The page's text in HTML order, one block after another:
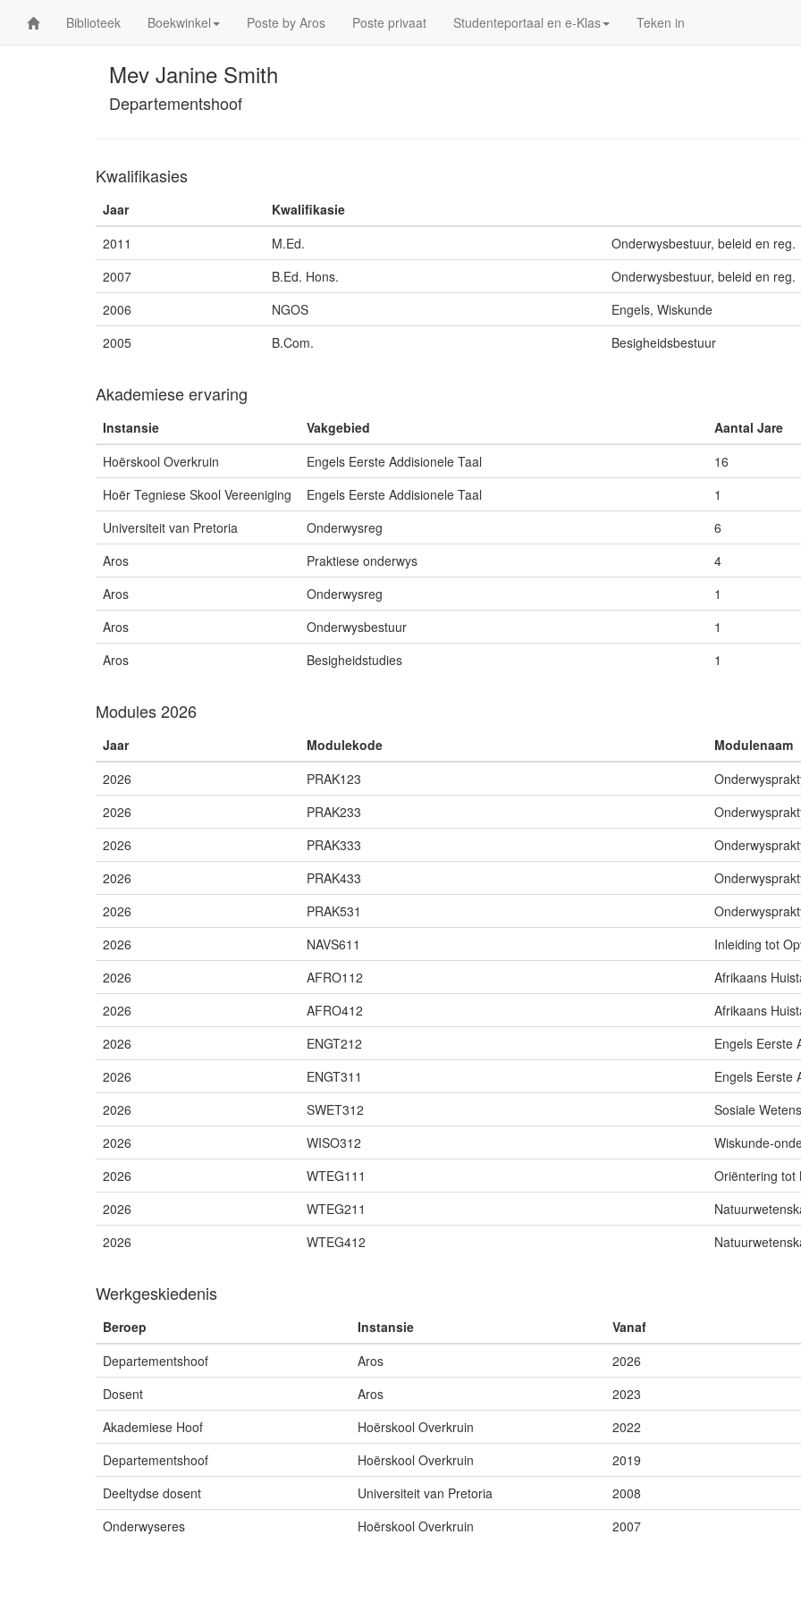
Biblioteek Boekwinkel Poste by Aros Poste privaat Studenteportaal en e-Klas Teken in
Mev Janine Smith
Departementshoof
Kwalifikasies
Jaar
Kwalifikasie
2011
M.Ed.
Onderwysbestuur, beleid en reg.
2007
B.Ed. Hons.
Onderwysbestuur, beleid en reg.
2006
NGOS
Engels, Wiskunde
2005
B.Com. Besigheidsbestuur
Akademiese ervaring
Instansie Vakgebied
Aantal Jare
Hoërskool Overkruin
Engels Eerste Addisionele Taal
16
Hoër Tegniese Skool Vereeniging
Engels Eerste Addisionele Taal
1
Universiteit van Pretoria
Onderwysreg
6
Aros
Praktiese onderwys
4
Aros
Onderwysreg
1
Aros
Onderwysbestuur
1
Aros
Besigheidstudies 1
Modules 2026
Jaar Modulekode
Modulenaam
2026
PRAK123
2026
PRAK233
2026
PRAK333
2026
PRAK433
2026
PRAK531
2026
NAVS611
Inleiding tot
2026
AFRO112
Afrikaans
2026
AFRO412
Afrikaans
2026
ENGT212
Engels Eerste
2026
ENGT311
Engels Eerste
2026
SWET312
Sosiale
2026
WISO312
Wiskunde-
2026
WTEG111
Oriëntering tot
2026
WTEG211
2026
WTEG412
Werkgeskiedenis
Beroep Instansie
Vanaf
Departementshoof
Aros
2026
Dosent
Aros
2023
Akademiese Hoof
Hoërskool Overkruin
2022
Departementshoof
Hoërskool Overkruin
2019
Deeltydse dosent
Universiteit van Pretoria
2008
Onderwyseres
Hoërskool Overkruin 2007